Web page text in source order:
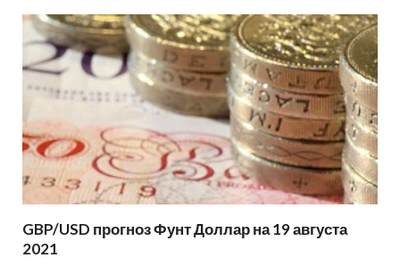
GBP/USD прогноз Фунт Доллар на 19 августа
2021